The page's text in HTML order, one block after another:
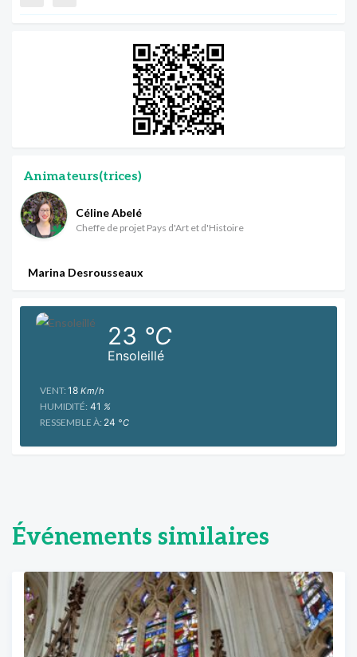
Animateurs(trices)
Céline Abelé
Cheffe de projet Pays d'Art et d'Histoire
Marina Desrousseaux
Ensoleillé
23 °C
VENT: 18 Km/h
HUMIDITÉ: 41 %
RESSEMBLE À: 24 °C
Événements similaires